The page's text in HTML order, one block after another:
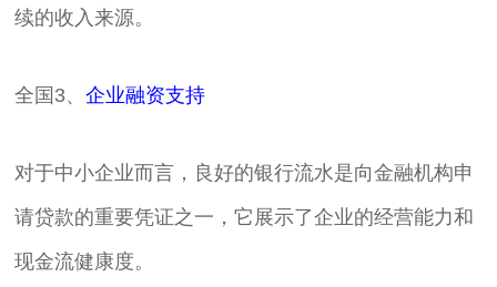
续的收入来源。
全国3、企业融资支持
对于中小企业而言，良好的银行流水是向金融机构申
请贷款的重要凭证之一，它展示了企业的经营能力和
现金流健康度。